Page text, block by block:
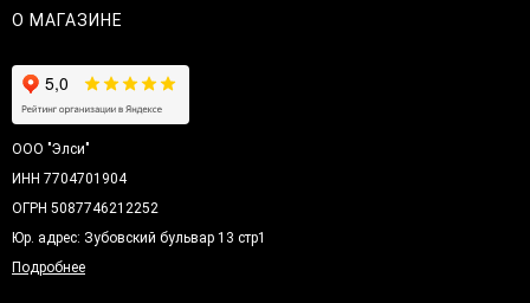
О МАГАЗИНЕ
ООО "Элси"
ИНН 7704701904
ОГРН 5087746212252
Юр. адрес: Зубовский бульвар 13 стр1
Подробнее